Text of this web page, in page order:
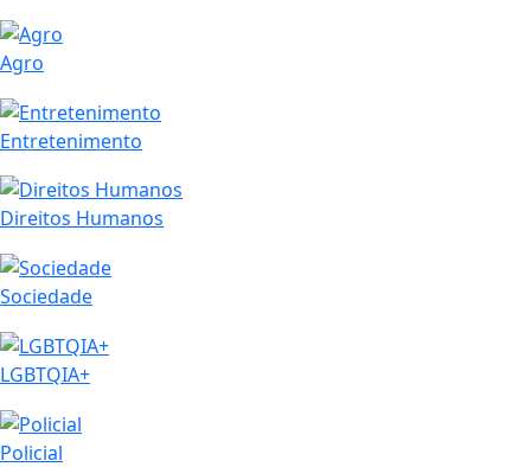
Agro
Entretenimento
Direitos Humanos
Sociedade
LGBTQIA+
Policial